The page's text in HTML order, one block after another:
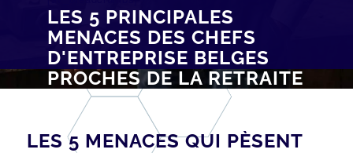
LES 5 PRINCIPALES
MENACES DES CHEFS
D'ENTREPRISE BELGES
PROCHES DE LA RETRAITE
LES 5 MENACES QUI PÈSENT